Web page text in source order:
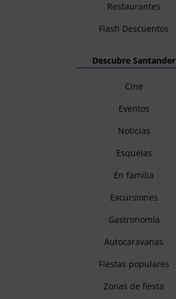
Restaurantes
Flash Descuentos
Descubre Santander
Cine
Eventos
Noticias
Esquelas
En familia
Excursiones
Gastronomía
Autocaravanas
Fiestas populares
Zonas de fiesta